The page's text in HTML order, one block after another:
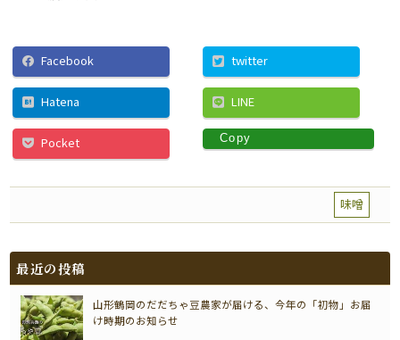
Facebook twitter
Hatena LINE
Pocket Copy
味噌
最近の投稿
山形鶴岡のだだちゃ豆農家が届ける、今年の「初物」お届
け時期のお知らせ